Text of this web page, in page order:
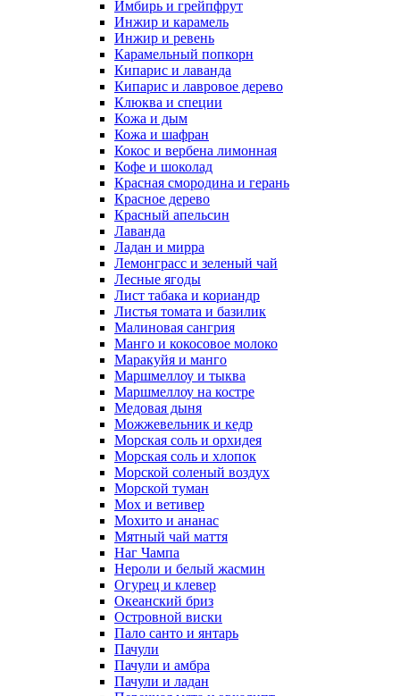
Имбирь и грейпфрут
Инжир и карамель
Инжир и ревень
Карамельный попкорн
Кипарис и лаванда
Кипарис и лавровое дерево
Клюква и специи
Кожа и дым
Кожа и шафран
Кокос и вербена лимонная
Кофе и шоколад
Красная смородина и герань
Красное дерево
Красный апельсин
Лаванда
Ладан и мирра
Лемонграсс и зеленый чай
Лесные ягоды
Лист табака и кориандр
Листья томата и базилик
Малиновая сангрия
Манго и кокосовое молоко
Маракуйя и манго
Маршмеллоу и тыква
Маршмеллоу на костре
Медовая дыня
Можжевельник и кедр
Морская соль и орхидея
Морская соль и хлопок
Морской соленый воздух
Морской туман
Мох и ветивер
Мохито и ананас
Мятный чай маття
Наг Чампа
Нероли и белый жасмин
Огурец и клевер
Океанский бриз
Островной виски
Пало санто и янтарь
Пачули
Пачули и амбра
Пачули и ладан